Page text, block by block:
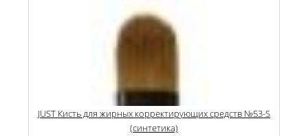
JUST Кисть для жирных корректирующих средств №53-S
(синтетика)